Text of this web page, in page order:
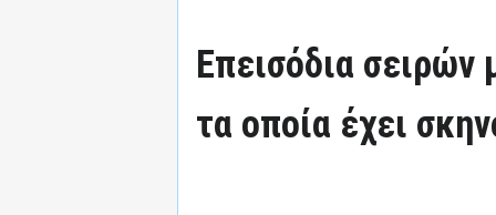
Επεισόδια
τα οποία έχει